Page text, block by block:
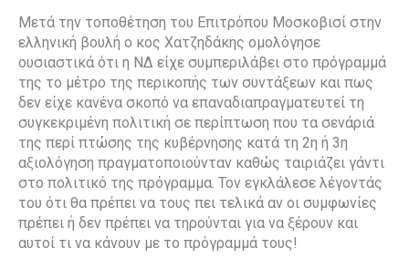
Μετά την τοποθέτηση του Επιτρόπου Μοσκοβισί στην
ελληνική βουλή ο κος Χατζηδάκης ομολόγησε
ουσιαστικά ότι η ΝΔ είχε συμπεριλάβει στο πρόγραμμά
της το μέτρο της περικοπής των συντάξεων και πως
δεν είχε κανένα σκοπό να επαναδιαπραγματευτεί τη
συγκεκριμένη πολιτική σε περίπτωση που τα σενάριά
της περί πτώσης της κυβέρνησης κατά τη 2η ή 3η
αξιολόγηση πραγματοποιούνταν καθώς ταιριάζει γάντι
στο πολιτικό της πρόγραμμα. Τον εγκλάλεσε λέγοντάς
του ότι θα πρέπει να τους πει τελικά αν οι συμφωνίες
πρέπει ή δεν πρέπει να τηρούνται για να ξέρουν και
αυτοί τι να κάνουν με το πρόγραμμά τους!